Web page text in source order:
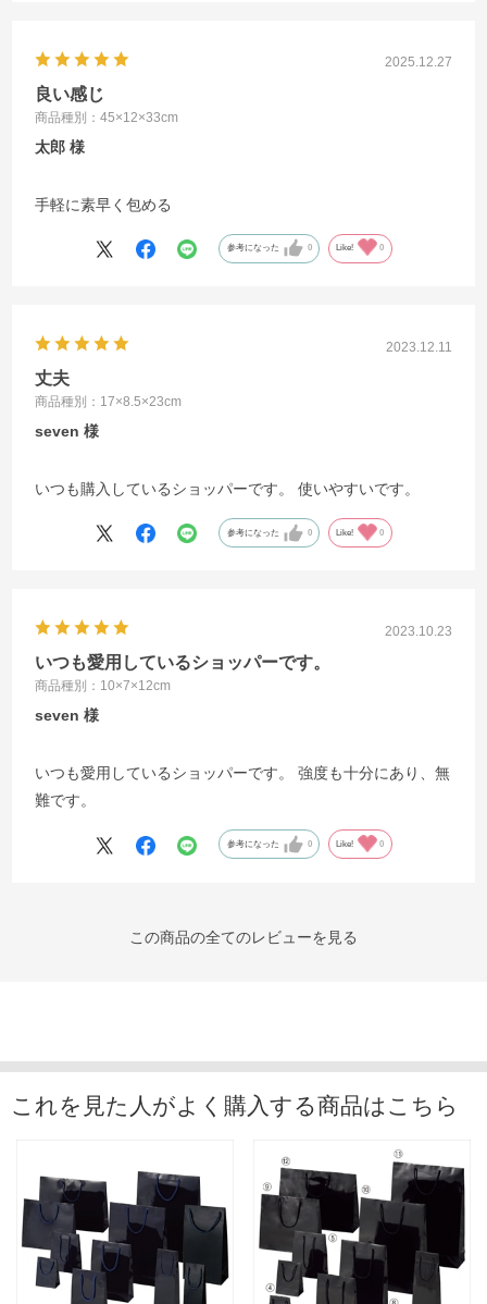
2025.12.27
良い感じ
商品種別：45×12×33cm
太郎
手軽に素早く包める
参考になった 0 Like! 0
2023.12.11
丈夫
商品種別：17×8.5×23cm
seven
いつも購入しているショッパーです。 使いやすいです。
参考になった 0 Like! 0
2023.10.23
いつも愛用しているショッパーです。
商品種別：10×7×12cm
seven
いつも愛用しているショッパーです。 強度も十分にあり、無
難です。
参考になった 0 Like! 0
この商品の全てのレビューを見る
これを見た人がよく購入する商品はこちら